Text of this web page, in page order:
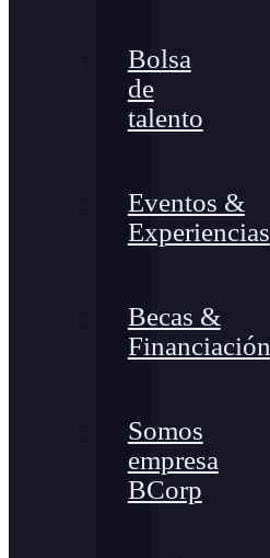
Bolsa
de
talento
Eventos &
Experiencias
Becas &
Financiación
Somos
empresa
BCorp